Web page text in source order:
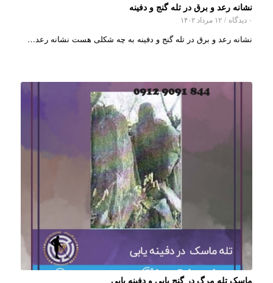
نشانه رعد و برق در تله گنج و دفینه
۰ دیدگاه / ۱۲ مرداد ۱۴۰۲
نشانه رعد و برق در تله گنج و دفینه به چه شکلی هست نشانه رعد…
ماسک تله مرگ در گنج یابی و دفینه یابی